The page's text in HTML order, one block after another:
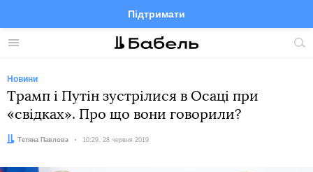
Меню
Підтримати
FacebookTelegramTwitter
Новини
Трамп і Путін зустрілися в Осаці при
«свідках». Про що вони говорили?
Автор:
Тетяна Павлова Дата:
10:29, 28 червня 2019